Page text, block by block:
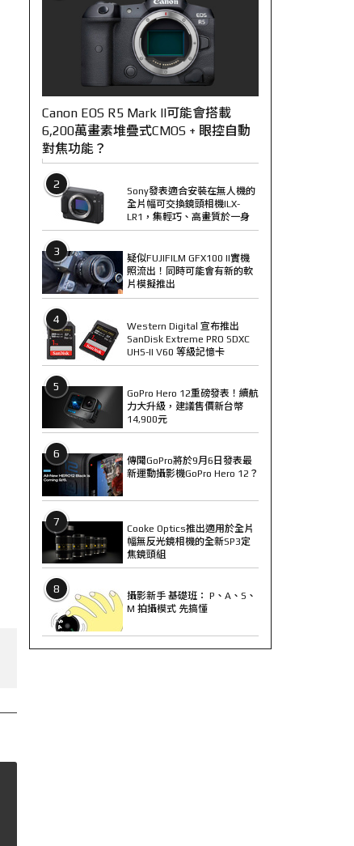
Canon EOS R5 Mark II可能會搭載
6,200萬畫素堆疊式CMOS + 眼控自動
對焦功能？
2
Sony發表適合安裝在無人機的
全片幅可交換鏡頭相機ILX-
LR1，集輕巧、高畫質於一身
3
疑似FUJIFILM GFX100 II實機
照流出！同時可能會有新的軟
片模擬推出
4
Western Digital 宣布推出
SanDisk Extreme PRO SDXC
UHS-II V60 等級記憶卡
5
GoPro Hero 12重磅發表！續航
力大升級，建議售價新台幣
14,900元
6
傳聞GoPro將於9月6日發表最
新運動攝影機GoPro Hero 12？
7
Cooke Optics推出適用於全片
幅無反光鏡相機的全新SP3定
焦鏡頭組
8
攝影新手 基礎班： P、A、S、
M 拍攝模式 先搞懂